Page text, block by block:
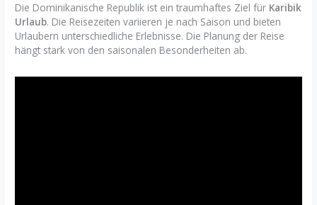
Die Dominikanische Republik ist ein traumhaftes Ziel für Karibik
Urlaub. Die Reisezeiten variieren je nach Saison und bieten
Urlaubern unterschiedliche Erlebnisse. Die Planung der Reise
hängt stark von den saisonalen Besonderheiten ab.